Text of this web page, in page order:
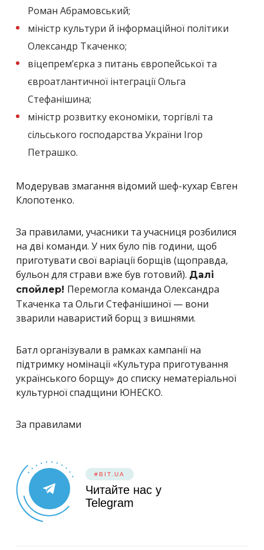
Роман Абрамовський;
міністр культури й інформаційної політики
Олександр Ткаченко;
віцепремʼєрка з питань європейської та
євроатлантичної інтеграції Ольга
Стефанішина;
міністр розвитку економіки, торгівлі та
сільського господарства України Ігор
Петрашко.
Модерував змагання відомий шеф-кухар Євген
Клопотенко.
За правилами, учасники та учасниця розбилися
на дві команди. У них було пів години, щоб
приготувати свої варіації борщів (щоправда,
бульон для страви вже був готовий). Далі
спойлер! Перемогла команда Олександра
Ткаченка та Ольги Стефанішиної — вони
зварили наваристий борщ з вишнями.
Батл організували в рамках кампанії на
підтримку номінації «Культура приготування
українського борщу» до списку нематеріальної
культурної спадщини ЮНЕСКО.
За правилами
#BIT.UA
Читайте нас у
Telegram